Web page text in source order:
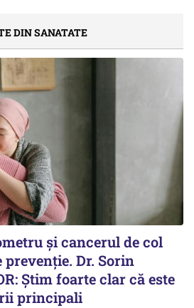
DIN SANATATE
și cancerul de col
prevenție. Dr. Sorin
Știm foarte clar că este
principali